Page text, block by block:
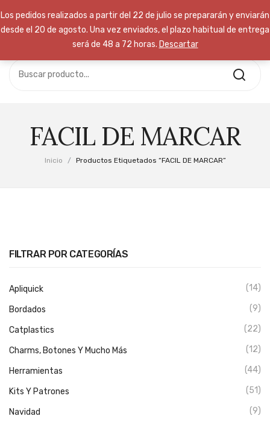
TIENDA
CONTACTA
Call Support: (+800) 123 456 789
No hay productos en el carrito.
FACIL DE MARCAR
Inicio / Productos Etiquetados “FACIL DE MARCAR”
FILTRAR POR CATEGORÍAS
Apliquick (14)
Bordados (9)
Catplastics (22)
Charms, Botones Y Mucho Más (12)
Herramientas (44)
Kits Y Patrones (51)
Navidad (9)
Los pedidos realizados a partir del 22 de julio se prepararán y enviarán
desde el 20 de agosto. Una vez enviados, el plazo habitual de entrega
será de 48 a 72 horas. Descartar